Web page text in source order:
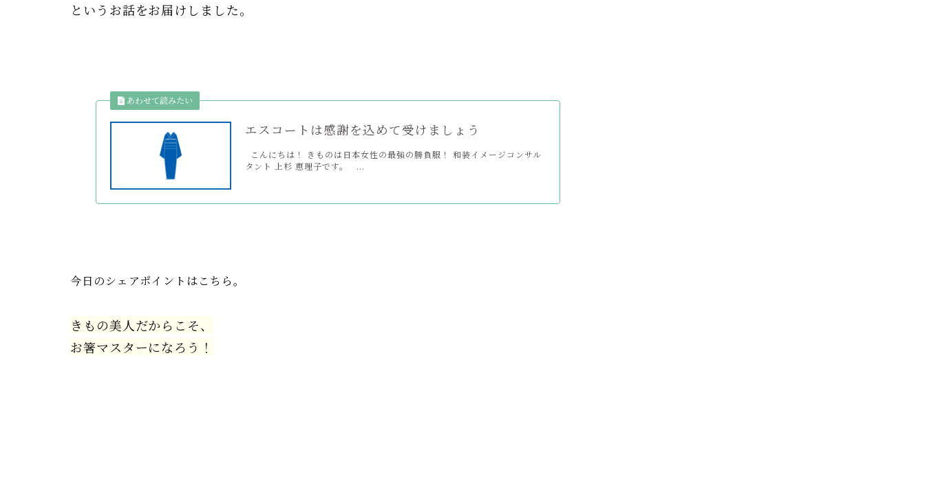
というお話をお届けしました。
エスコートは感謝を込めて受けましょう
こんにちは！ きものは日本女性の最強の勝負服！ 和装イメージコンサル
タント 上杉 恵理子です。 ...
今日のシェアポイントはこちら。
きもの美人だからこそ、
お箸マスターになろう！